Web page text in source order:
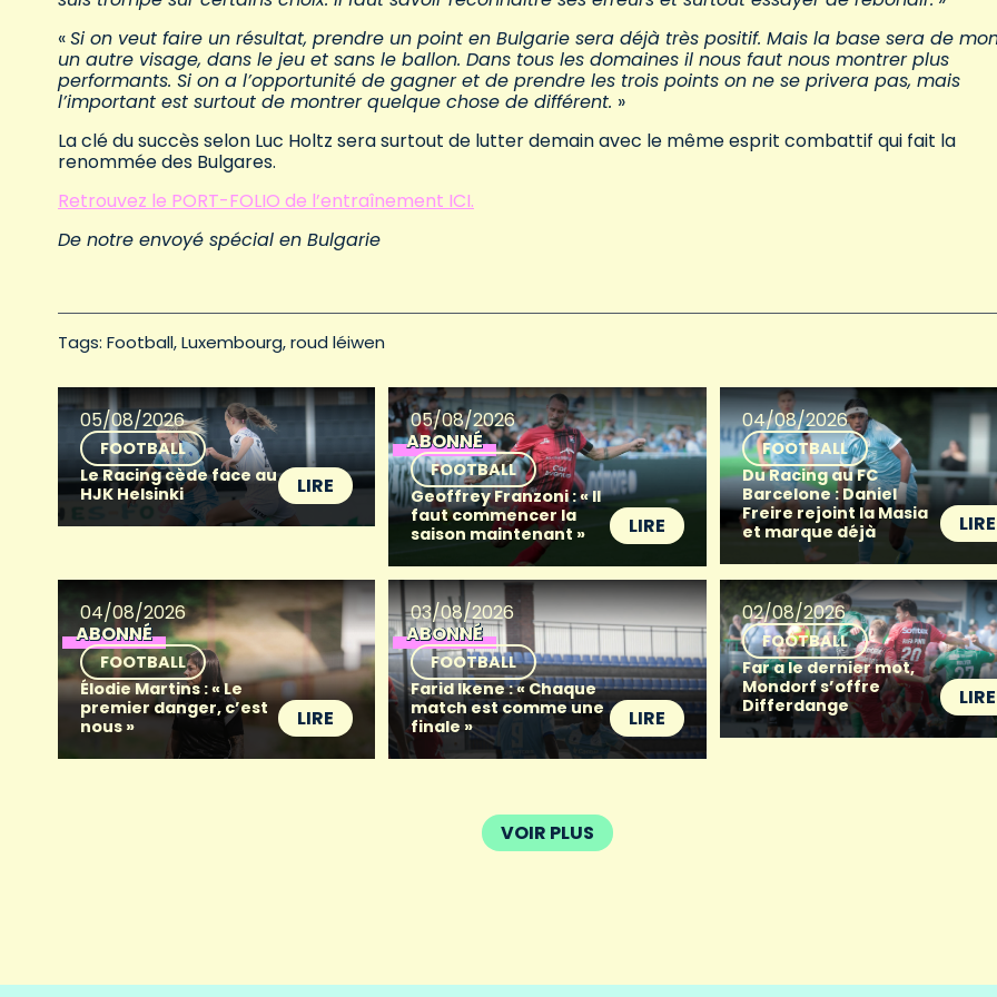
«Si on veut faire un résultat, prendre un point en Bulgarie sera déjà très positif. Mais la base sera de
un autre visage, dans le jeu et sans le ballon. Dans tous les domaines il nous faut nous montrer plus
performants. Si on a l’opportunité de gagner et de prendre les trois points on ne se privera pas, mais
l’important est surtout de montrer quelque chose de différent. »
La clé du succès selon Luc Holtz sera surtout de lutter demain avec le même esprit combattif qui fait la
renommée des Bulgares.
Retrouvez le PORT-FOLIO de l’entraînement ICI.
De notre envoyé spécial en Bulgarie
Tags: Football Luxembourg roud léiwen
05/08/2026
FOOTBALL
Le Racing cède face au
HJK Helsinki
LIRE
05/08/2026
ABONNÉ
FOOTBALL
Geoffrey Franzoni : « Il
faut commencer la
saison maintenant »
LIRE
04/08/2026
FOOTBALL
Du Racing au FC
Barcelone : Daniel
Freire rejoint la Masia
et marque déjà
LIRE
04/08/2026
ABONNÉ
FOOTBALL
Élodie Martins : « Le
premier danger, c’est
nous »
LIRE
03/08/2026
ABONNÉ
FOOTBALL
Farid Ikene : « Chaque
match est comme une
finale »
LIRE
02/08/2026
FOOTBALL
Far a le dernier mot,
Mondorf s’offre
Differdange
LIRE
VOIR PLUS